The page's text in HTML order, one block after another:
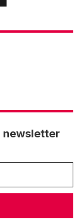
newsletter